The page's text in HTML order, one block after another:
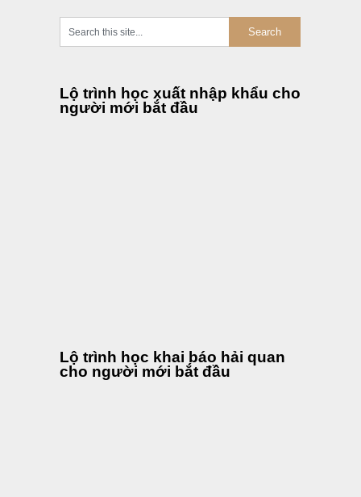
Lộ trình học xuất nhập khẩu cho
người mới bắt đầu
Lộ trình học khai báo hải quan
cho người mới bắt đầu